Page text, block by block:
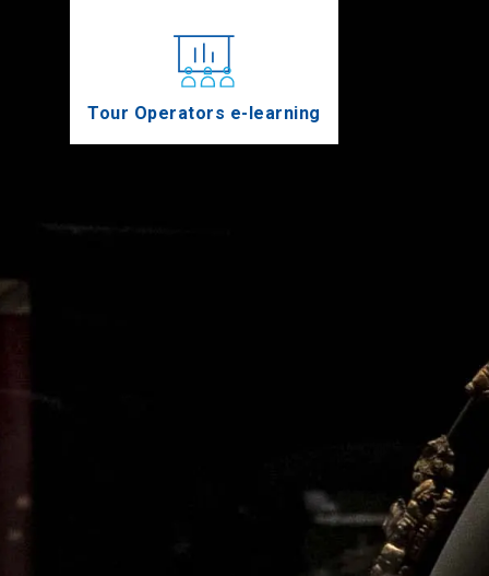
Tour Operators e-learning